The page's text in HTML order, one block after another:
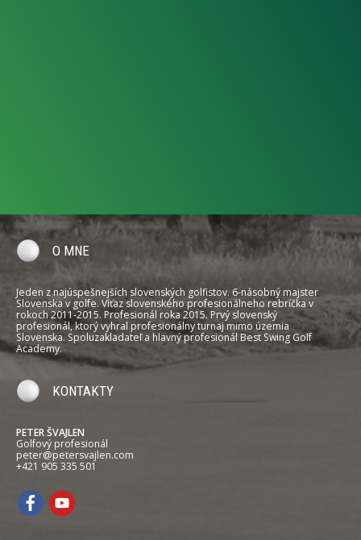
O MNE
Jeden z najúspešnejších slovenských golfistov. 6-násobný majster
Slovenska v golfe. Víťaz slovenského profesionálneho rebríčka v
rokoch 2011-2015. Profesionál roka 2015. Prvý slovenský
profesionál, ktorý vyhral profesionálny turnaj mimo územia
Slovenska. Spoluzakladateľ a hlavný profesionál Best Swing Golf
Academy.
KONTAKTY
PETER ŠVAJLEN
Golfový profesionál
peter@petersvajlen.com
+421 905 335 501